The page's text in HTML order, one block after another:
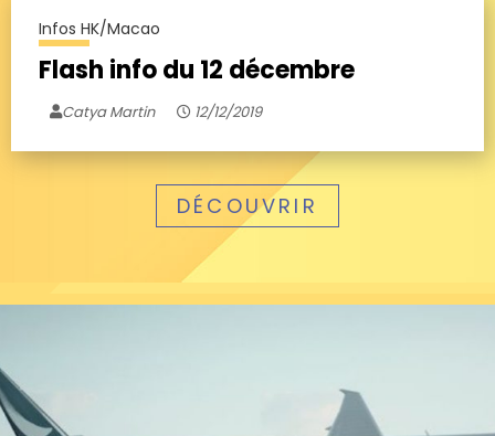
Infos HK/Macao
Flash info du 12 décembre
Catya Martin 12/12/2019
DÉCOUVRIR